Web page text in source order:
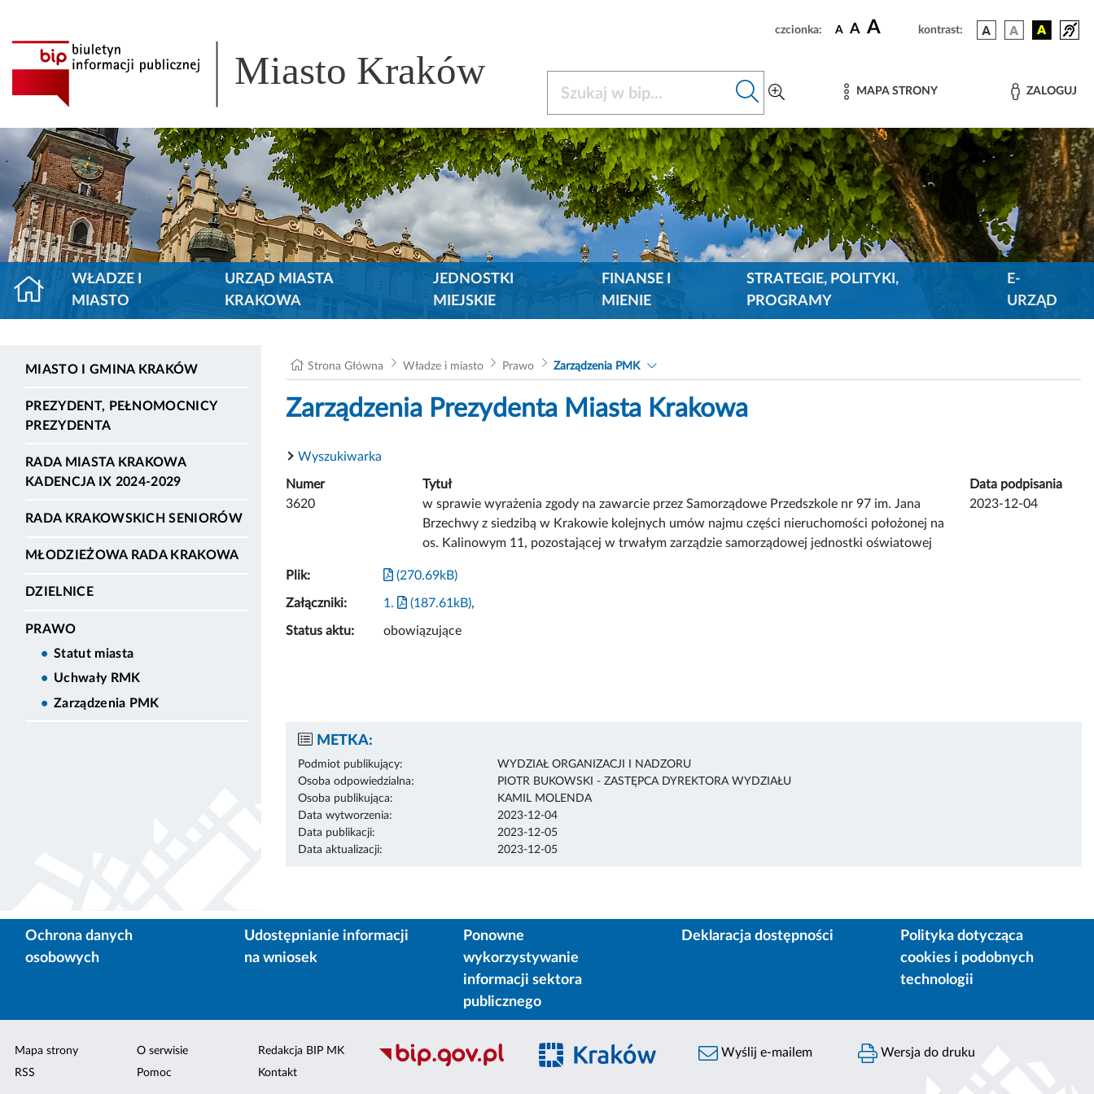
czcionka: A A A kontrast:
Miasto Kraków MAPA STRONY ZALOGUJ
WŁADZE I
MIASTO
URZĄD MIASTA
KRAKOWA
JEDNOSTKI
MIEJSKIE
FINANSE I
MIENIE
STRATEGIE, POLITYKI,
PROGRAMY
E-
URZĄD
MIASTO I GMINA KRAKÓW
PREZYDENT, PEŁNOMOCNICY
PREZYDENTA
RADA MIASTA KRAKOWA
KADENCJA IX 2024-2029
RADA KRAKOWSKICH SENIORÓW
MŁODZIEŻOWA RADA KRAKOWA
DZIELNICE
PRAWO
Statut miasta
Uchwały RMK
Zarządzenia PMK
Strona Główna Władze i miasto Prawo Zarządzenia PMK
Zarządzenia Prezydenta Miasta Krakowa
Wyszukiwarka
Numer Tytuł
Data podpisania
3620
w sprawie wyrażenia zgody na zawarcie przez Samorządowe Przedszkole nr 97 im. Jana
Brzechwy z siedzibą w Krakowie kolejnych umów najmu części nieruchomości położonej na
os. Kalinowym 11, pozostającej w trwałym zarządzie samorządowej jednostki oświatowej
2023-12-04
Plik: (270.69kB)
Załączniki: 1. (187.61kB),
Status aktu: obowiązujące
METKA:
Podmiot publikujący:
WYDZIAŁ ORGANIZACJI I NADZORU
Osoba odpowiedzialna:
PIOTR BUKOWSKI - ZASTĘPCA DYREKTORA WYDZIAŁU
Osoba publikująca:
KAMIL MOLENDA
Data wytworzenia:
2023-12-04
Data publikacji:
2023-12-05
Data aktualizacji:
2023-12-05
Ochrona danych
osobowych
Udostępnianie informacji
na wniosek
Ponowne
wykorzystywanie
informacji sektora
publicznego
Deklaracja dostępności
Polityka dotycząca
cookies i podobnych
technologii
Mapa strony
RSS
O serwisie
Pomoc
Redakcja BIP MK
Kontakt
Wyślij e-mailem Wersja do druku